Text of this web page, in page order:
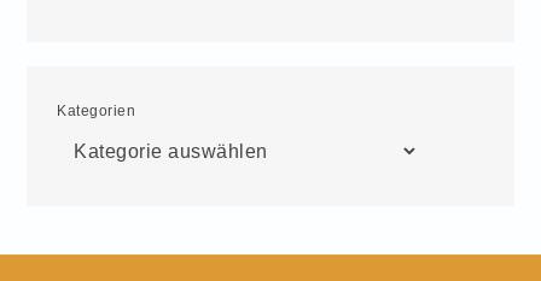
Kategorien